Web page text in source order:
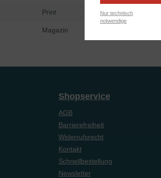
Print
Magazin
Shopservice
AGB
Barrierefreiheit
Widerrufsrecht
Kontakt
Schnellbestellung
Newsletter
Nur technisch
notwendige